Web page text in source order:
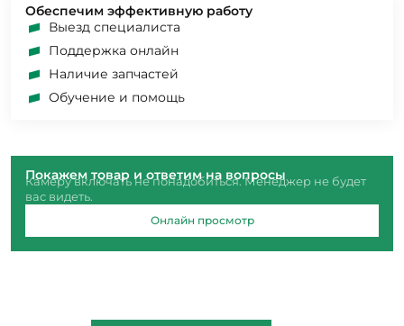
Обеспечим эффективную работу
Выезд специалиста
Поддержка онлайн
Наличие запчастей
Обучение и помощь
Покажем товар и ответим на вопросы
Камеру включать не понадобиться. Менеджер не будет
вас видеть.
Онлайн просмотр